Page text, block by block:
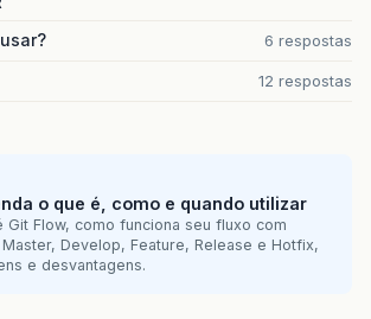
6 respostas
12 respostas
o que é, como e quando utilizar
Git Flow, como funciona seu fluxo com
Develop, Feature, Release e Hotfix,
e desvantagens.